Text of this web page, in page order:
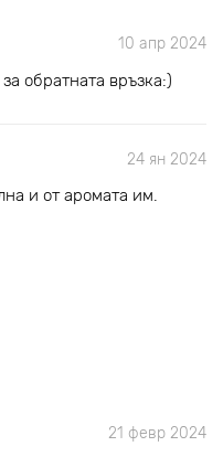
10 апр 2024
обратната връзка:)
24 ян 2024
и от аромата им.
21 февр 2024